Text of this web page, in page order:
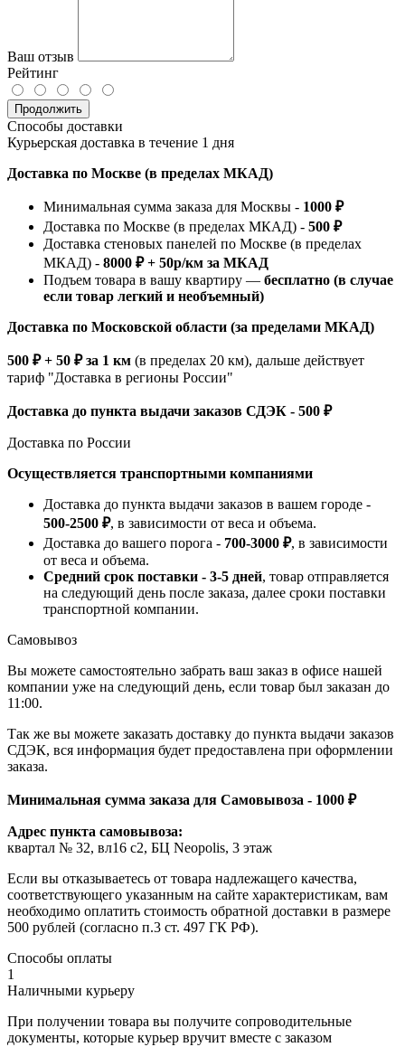
Ваш отзыв
Рейтинг
Продолжить
Способы доставки
Курьерская доставка в течение 1 дня
Доставка по Москве (в пределах МКАД)
Минимальная сумма заказа для Москвы - 1000 ₽
Доставка по Москве (в пределах МКАД) - 500 ₽
Доставка стеновых панелей по Москве (в пределах
МКАД) - 8000 ₽ + 50р/км за МКАД
Подъем товара в вашу квартиру — бесплатно (в случае
если товар легкий и необъемный)
Доставка по Московской области (за пределами МКАД)
500 ₽ + 50 ₽ за 1 км (в пределах 20 км), дальше действует
тариф "Доставка в регионы России"
Доставка до пункта выдачи заказов СДЭК - 500 ₽
Доставка по России
Осуществляется транспортными компаниями
Доставка до пункта выдачи заказов в вашем городе -
500-2500 ₽, в зависимости от веса и объема.
Доставка до вашего порога - 700-3000 ₽, в зависимости
от веса и объема.
Средний срок поставки - 3-5 дней, товар отправляется
на следующий день после заказа, далее сроки поставки
транспортной компании.
Самовывоз
Вы можете самостоятельно забрать ваш заказ в офисе нашей
компании уже на следующий день, если товар был заказан до
11:00.
Так же вы можете заказать доставку до пункта выдачи заказов
СДЭК, вся информация будет предоставлена при оформлении
заказа.
Минимальная сумма заказа для Самовывоза - 1000 ₽
Адрес пункта самовывоза:
квартал № 32, вл16 с2, БЦ Neopolis, 3 этаж
Если вы отказываетесь от товара надлежащего качества,
соответствующего указанным на сайте характеристикам, вам
необходимо оплатить стоимость обратной доставки в размере
500 рублей (согласно п.3 ст. 497 ГК РФ).
Способы оплаты
1
Наличными курьеру
При получении товара вы получите сопроводительные
документы, которые курьер вручит вместе с заказом